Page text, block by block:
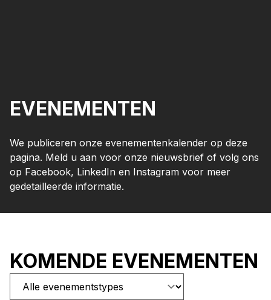
EVENEMENTEN
We publiceren onze evenementenkalender op deze
pagina. Meld u aan voor onze nieuwsbrief of volg ons
op Facebook, LinkedIn en Instagram voor meer
gedetailleerde informatie.
KOMENDE EVENEMENTEN
Alle evenementstypes